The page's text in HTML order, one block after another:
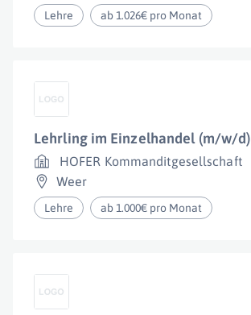
Lehre ab 1.026€ pro Monat
Lehrling im Einzelhandel (m/w/d)
HOFER Kommanditgesellschaft
Weer
Lehre ab 1.000€ pro Monat